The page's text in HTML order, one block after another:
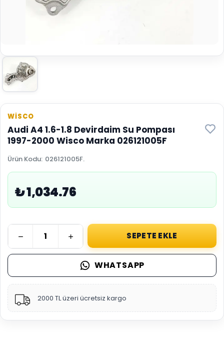
WİSCO
Audi A4 1.6-1.8 Devirdaim Su Pompası
1997-2000 Wisco Marka 026121005F
Ürün Kodu: 026121005F.
₺ 1,034.76
SEPETE EKLE
WHATSAPP
2000 TL üzeri ücretsiz kargo